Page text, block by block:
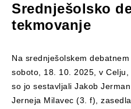
Srednješolsko
tekmovanje
Na srednješolskem
soboto, 18. 10. 2025, v
so jo sestavljali Jakob
Jerneja Milavec (3. f),